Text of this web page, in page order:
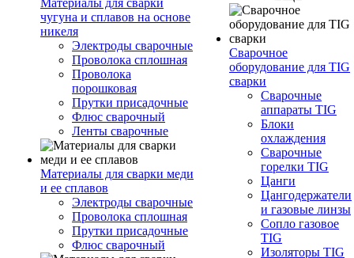
Материалы для сварки
чугуна и сплавов на основе
никеля
Электроды сварочные
Проволока сплошная
Проволока
порошковая
Прутки присадочные
Флюс сварочный
Ленты сварочные
Материалы для сварки меди
и ее сплавов
Электроды сварочные
Проволока сплошная
Прутки присадочные
Флюс сварочный
Сварочное
оборудование для TIG
сварки
Сварочные
аппараты TIG
Блоки
охлаждения
Сварочные
горелки TIG
Цанги
Цангодержатели
и газовые линзы
Сопло газовое
TIG
Изоляторы TIG